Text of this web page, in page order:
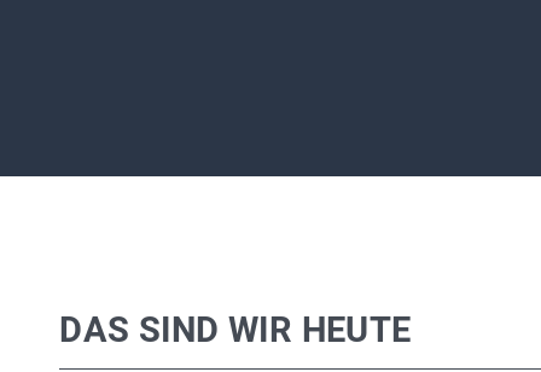
DAS SIND WIR HEUTE